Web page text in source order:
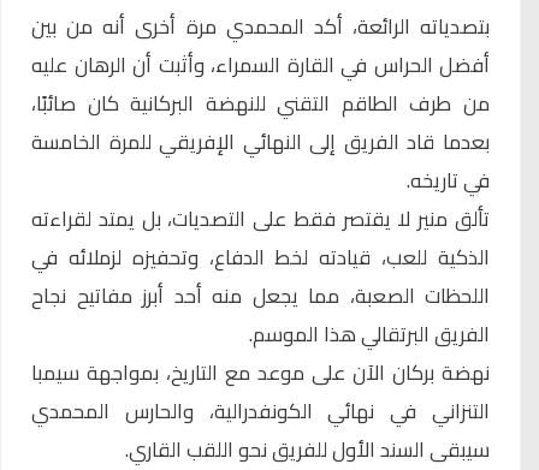
بتصدياته الرائعة، أكد المحمدي مرة أخرى أنه من بين
أفضل الحراس في القارة السمراء، وأثبت أن الرهان عليه
من طرف الطاقم التقني للنهضة البركانية كان صائبًا،
بعدما قاد الفريق إلى النهائي الإفريقي للمرة الخامسة
في تاريخه.
تألق منير لا يقتصر فقط على التصديات، بل يمتد لقراءته
الذكية للعب، قيادته لخط الدفاع، وتحفيزه لزملائه في
اللحظات الصعبة، مما يجعل منه أحد أبرز مفاتيح نجاح
الفريق البرتقالي هذا الموسم.
نهضة بركان الآن على موعد مع التاريخ، بمواجهة سيمبا
التنزاني في نهائي الكونفدرالية، والحارس المحمدي
سيبقى السند الأول للفريق نحو اللقب القاري.